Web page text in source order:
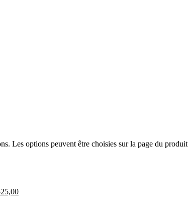
Les options peuvent être choisies sur la page du produit